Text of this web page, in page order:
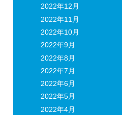
2022年12月
2022年11月
2022年10月
2022年9月
2022年8月
2022年7月
2022年6月
2022年5月
2022年4月